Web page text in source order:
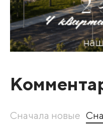
Сначала новые